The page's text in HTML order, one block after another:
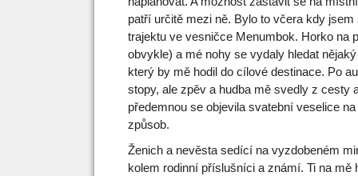
patří určitě mezi ně. Bylo to včera kdy jsem
trajektu ve vesničce Menumbok. Horko na
obvykle) a mé nohy se vydaly hledat
který by mě hodil do cílové destinace. Po
stopy, ale zpěv a hudba mě svedly z cesty
předemnou se objevila svatební veselice
způsob.
Ženich a nevěsta sedící na vyzdobeném
kolem rodinní příslušníci a známí. Ti na